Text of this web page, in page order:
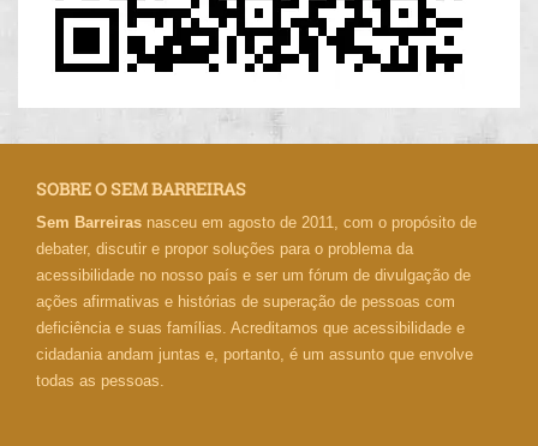
SOBRE O SEM BARREIRAS
Sem Barreiras nasceu em agosto de 2011, com o propósito de
debater, discutir e propor soluções para o problema da
acessibilidade no nosso país e ser um fórum de divulgação de
ações afirmativas e histórias de superação de pessoas com
deficiência e suas famílias. Acreditamos que acessibilidade e
cidadania andam juntas e, portanto, é um assunto que envolve
todas as pessoas.